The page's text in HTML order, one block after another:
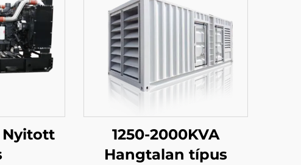
Nyitott
1250-2000KVA
Hangtalan típus